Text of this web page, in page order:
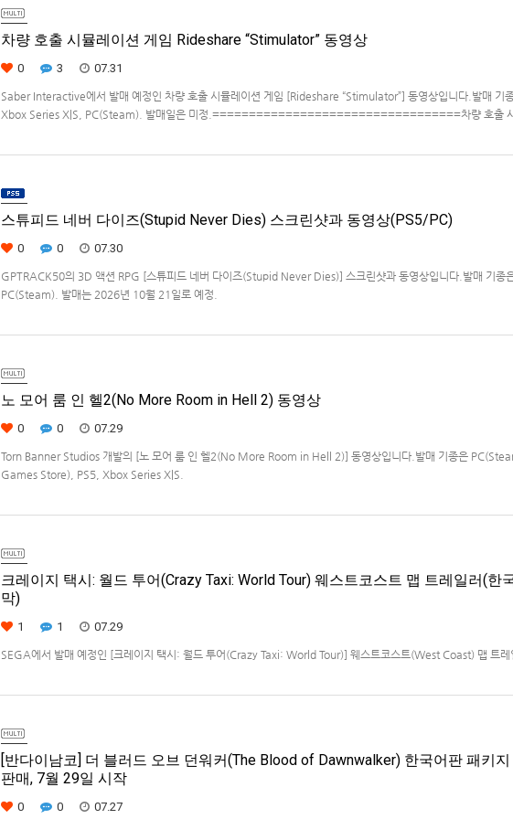
차량 호출 시뮬레이션 게임 Rideshare “Stimulator” 동영상
0 3 07.31
Saber Interactive에서 발매 예정인 차량 호출 시뮬레이션 게임 [Rideshare “Stimulator”] 동영상입니다.발매 기
Xbox Series X|S, PC(Steam). 발매일은 미정.==================================차량 호출
스튜피드 네버 다이즈(Stupid Never Dies) 스크린샷과 동영상(PS5/PC)
0 0 07.30
GPTRACK50의 3D 액션 RPG [스튜피드 네버 다이즈(Stupid Never Dies)] 스크린샷과 동영상입니다.발매 기종
PC(Steam). 발매는 2026년 10월 21일로 예정.
노 모어 룸 인 헬2(No More Room in Hell 2) 동영상
0 0 07.29
Torn Banner Studios 개발의 [노 모어 룸 인 헬2(No More Room in Hell 2)] 동영상입니다.발매 기종은
Games Store), PS5, Xbox Series X|S.
크레이지 택시: 월드 투어(Crazy Taxi: World Tour) 웨스트코스트 맵 트레일러(한
막)
1 1 07.29
SEGA에서 발매 예정인 [크레이지 택시: 월드 투어(Crazy Taxi: World Tour)] 웨스트코스트(West Coast) 맵 트레
[반다이남코] 더 블러드 오브 던워커(The Blood of Dawnwalker) 한국어판 패키
판매, 7월 29일 시작
0 0 07.27